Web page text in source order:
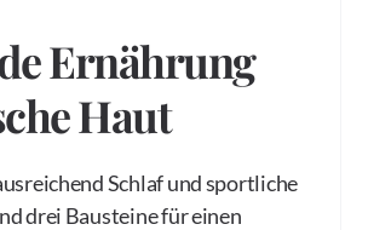
Ernährung
Haut
Schlaf und sportliche
drei Bausteine für einen